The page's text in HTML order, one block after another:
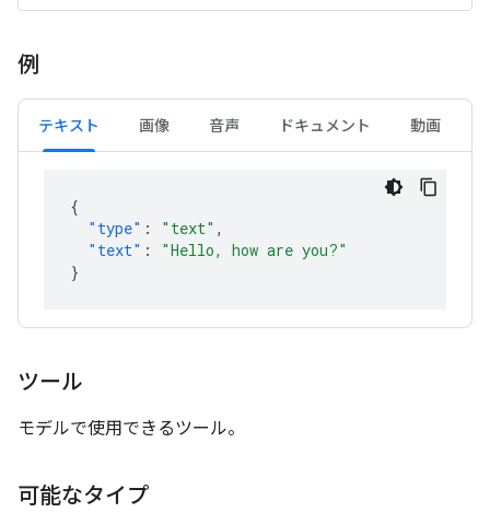
例
テキスト 画像 音声 ドキュメント 動画
{
"type" : "text" ,
"text" :
"Hello, how are you?"
}
ツール
モデルで使用できるツール。
可能なタイプ